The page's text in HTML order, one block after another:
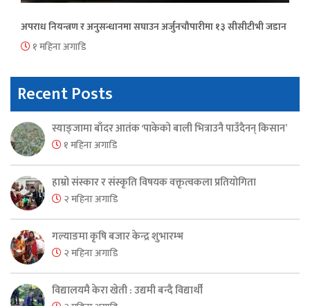
अपराध नियन्त्रण र अनुसन्धानमा सघाउन अर्जुनचौपारीमा १३ सीसीटीभी जडान
१ महिना अगाडि
Recent Posts
स्याङ्जामा बाँदर आतंक ‘पाकेको बाली भित्राउनै पाउँदैनन् किसान’
१ महिना अगाडि
हाम्रो संस्कार र संस्कृति विषयक वक्तृत्वकला प्रतियोगिता
२ महिना अगाडि
गल्याङमा कृषि बजार केन्द्र शुभारम्भ
२ महिना अगाडि
विद्यालयमै केरा खेती : उद्यमी बन्दै विद्यार्थी